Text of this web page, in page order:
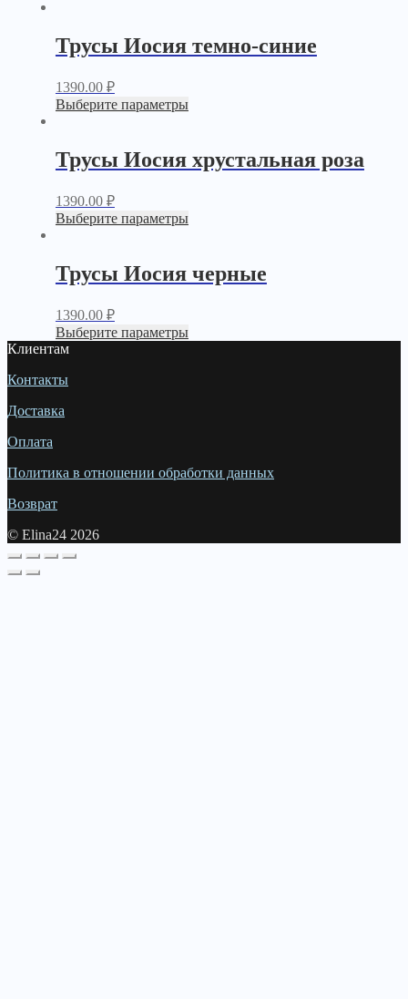
Трусы Иосия темно-синие
1390.00 ₽
Выберите параметры
Трусы Иосия хрустальная роза
1390.00 ₽
Выберите параметры
Трусы Иосия черные
1390.00 ₽
Выберите параметры
Клиентам
Контакты
Доставка
Оплата
Политика в отношении обработки данных
Возврат
© Elina24 2026